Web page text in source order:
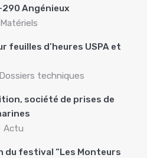
290 Angénieux
Matériels
feuilles d’heures USPA et
Dossiers techniques
société de prises de
Actu
du festival “Les Monteurs